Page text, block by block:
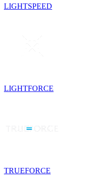
LIGHTSPEED
LIGHTFORCE
TRUEFORCE